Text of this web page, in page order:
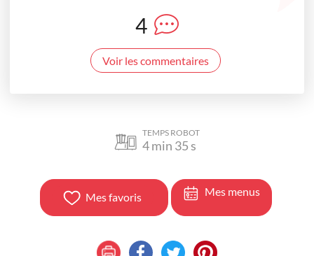
4
Voir les commentaires
TEMPS ROBOT
4min 35 s
Mes favoris Mes menus